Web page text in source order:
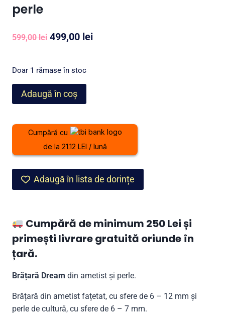
perle
599,00lei Prețul
a
fost:
599,00 lei.
499,00 leiPrețul
Doar 1 rămase în stoc
Cantitate
Brățară
din
și
Adaugă în coș
Cumpără cu
de la 21.12 LEI / lună
Adaugă în lista de dorințe
Cumpără de minimum 250 Lei și
primești livrare gratuită oriunde în
țară.
Brățară Dream din ametist și perle.
Brățară din ametist fațetat, cu sfere de 6 – 12 mm și
perle de cultură, cu sfere de 6 – 7 mm.